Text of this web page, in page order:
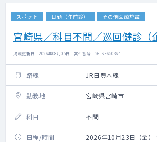
スポット 日勤（午前診） その他医療施設
宮崎県／科目不問／巡回健診（
掲載更新日 : 2026年08月05日 案件番号 : 26-SF650364
路線 JR日豊本線
勤務地 宮崎県宮崎市
科目 不問
日程/時間 2026年10月23日（金）